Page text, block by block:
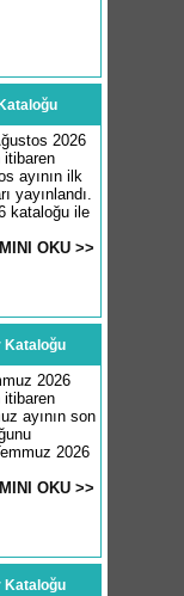
2026
itibaren
ayının ilk
yayınlandı.
kataloğu ile
OKU >>
Kataloğu
2026
itibaren
ayının son
2026
OKU >>
Kataloğu